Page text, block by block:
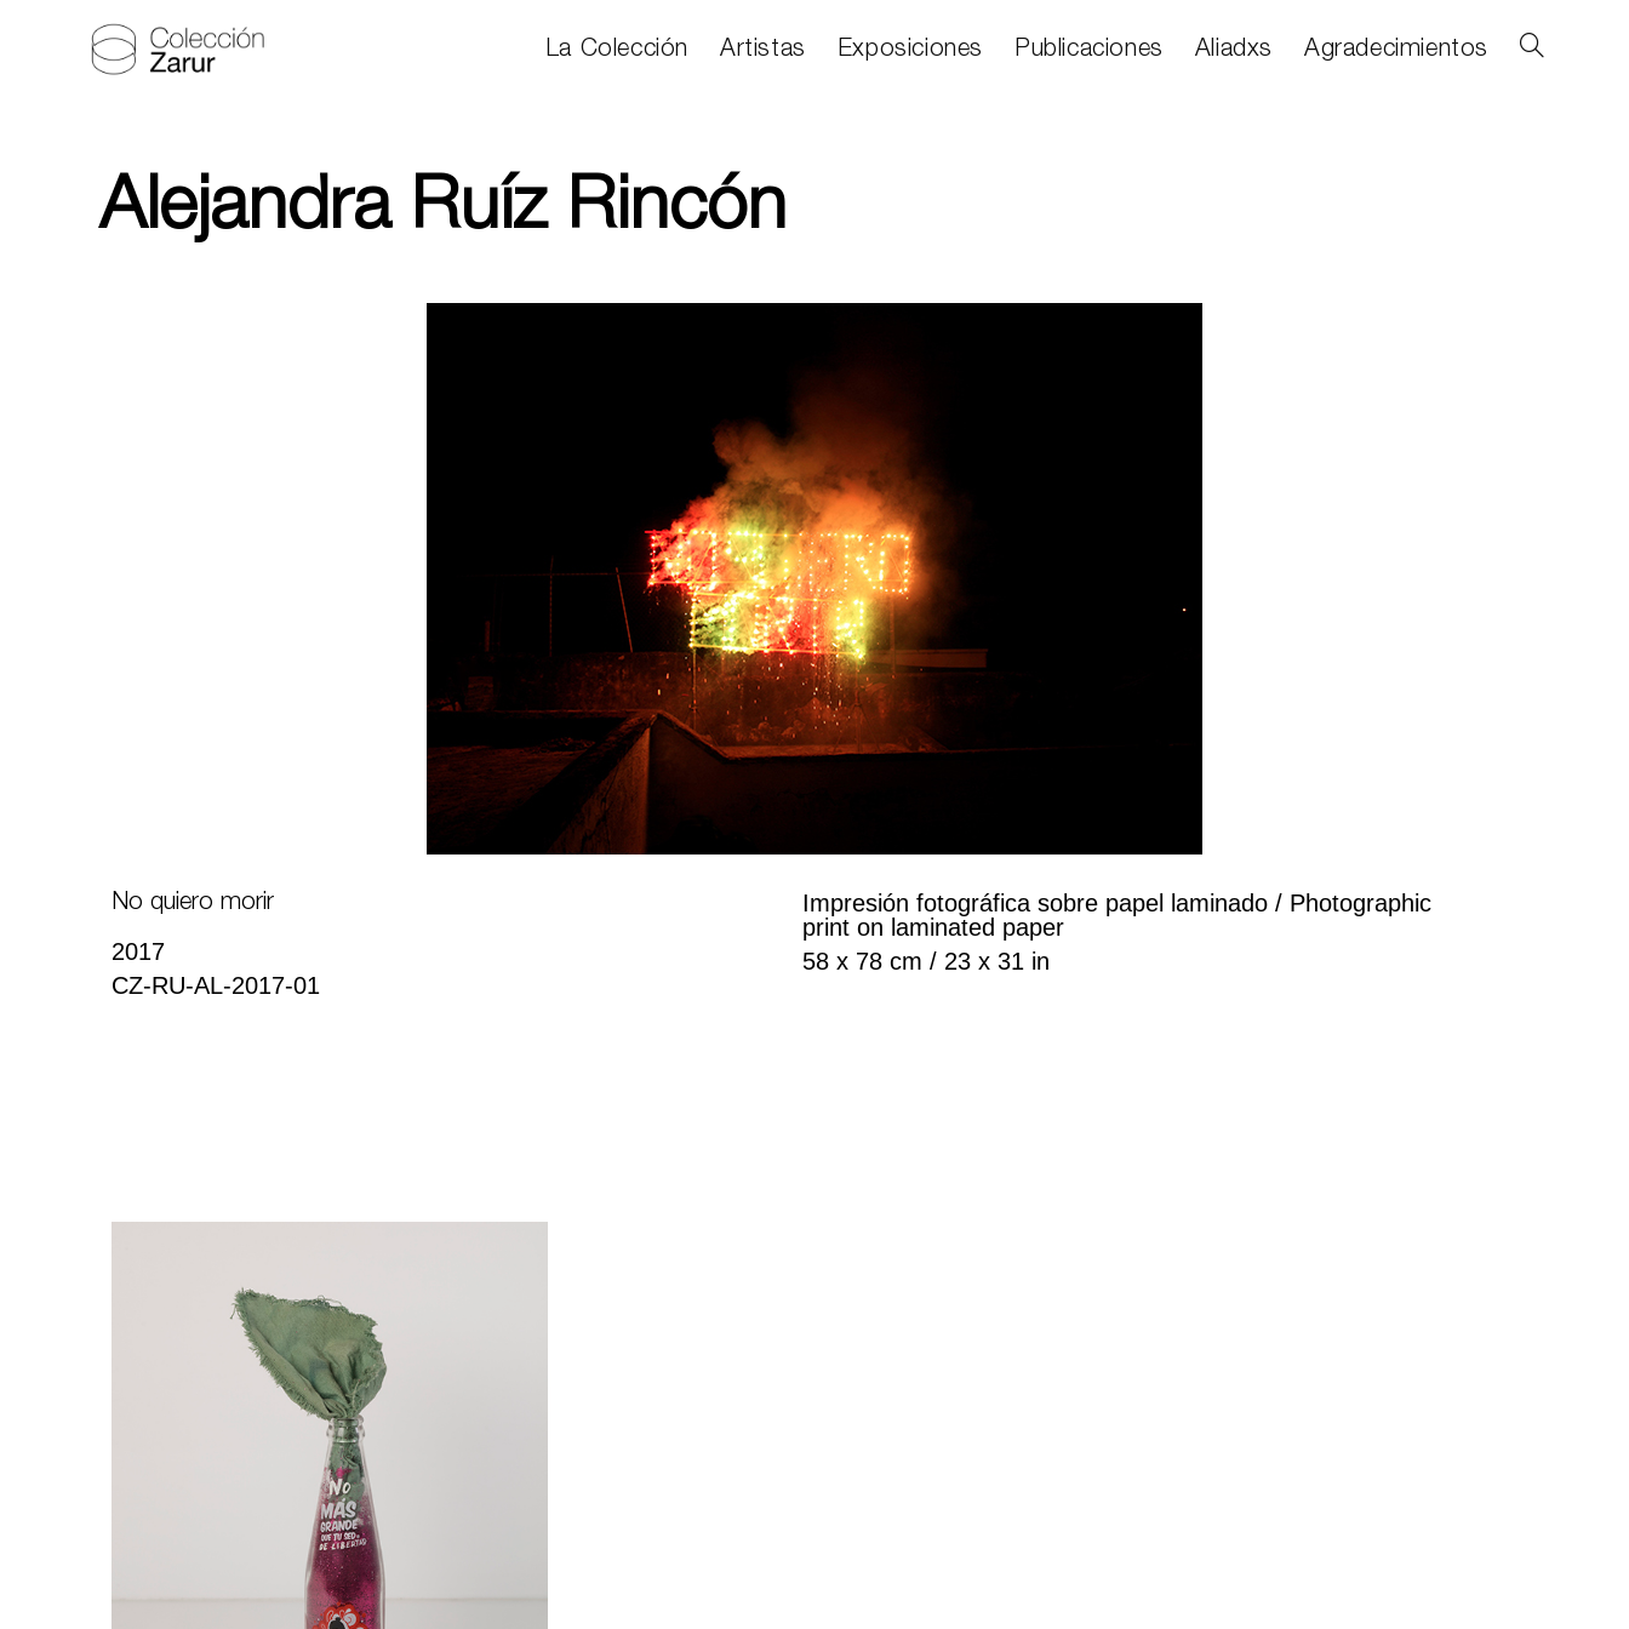
La Colección Artistas Exposiciones Publicaciones Aliadxs Agradecimientos
Alejandra Ruíz Rincón
No quiero morir
2017
CZ-RU-AL-2017-01
Impresión fotográfica sobre papel laminado / Photographic
print on laminated paper
58 x 78 cm / 23 x 31 in